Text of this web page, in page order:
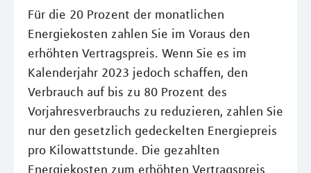
Für die 20 Prozent der monatlichen
Energiekosten zahlen Sie im Voraus den
erhöhten Vertragspreis. Wenn Sie es im
Kalenderjahr 2023 jedoch schaffen, den
Verbrauch auf bis zu 80 Prozent des
Vorjahresverbrauchs zu reduzieren, zahlen Sie
nur den gesetzlich gedeckelten Energiepreis
pro Kilowattstunde. Die gezahlten
Energiekosten zum erhöhten Vertragspreis